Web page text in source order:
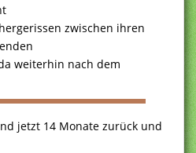
zwischen ihren
weiterhin nach dem
jetzt 14 Monate zurück und